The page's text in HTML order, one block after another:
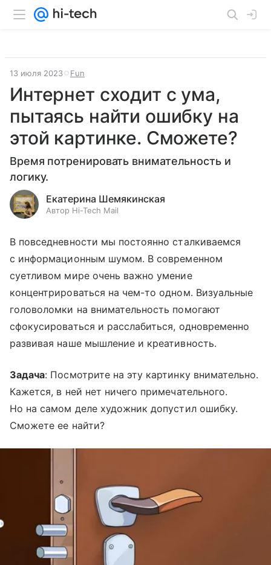
13 июля 2023 Fun
Интернет сходит с ума,
пытаясь найти ошибку на
этой картинке. Сможете?
Время потренировать внимательность и
логику.
Екатерина Шемякинская
Автор Hi-Tech Mail
В повседневности мы постоянно сталкиваемся
с информационным шумом. В современном
суетливом мире очень важно умение
концентрироваться на чем-то одном. Визуальные
головоломки на внимательность помогают
сфокусироваться и расслабиться, одновременно
развивая наше мышление и креативность.
Задача: Посмотрите на эту картинку внимательно.
Кажется, в ней нет ничего примечательного.
Но на самом деле художник допустил ошибку.
Сможете ее найти?